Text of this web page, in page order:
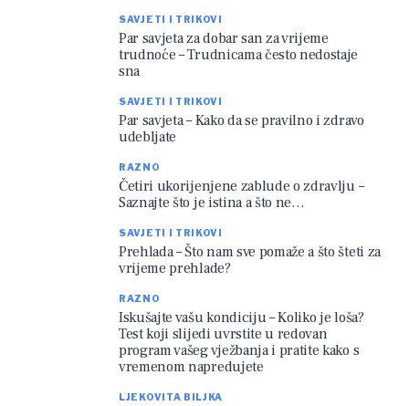
SAVJETI I TRIKOVI
Par savjeta za dobar san za vrijeme
trudnoće – Trudnicama često nedostaje
sna
SAVJETI I TRIKOVI
Par savjeta – Kako da se pravilno i zdravo
udebljate
RAZNO
Četiri ukorijenjene zablude o zdravlju –
Saznajte što je istina a što ne…
SAVJETI I TRIKOVI
Prehlada – Što nam sve pomaže a što šteti za
vrijeme prehlade?
RAZNO
Iskušajte vašu kondiciju – Koliko je loša?
Test koji slijedi uvrstite u redovan
program vašeg vježbanja i pratite kako s
vremenom napredujete
LJEKOVITA BILJKA